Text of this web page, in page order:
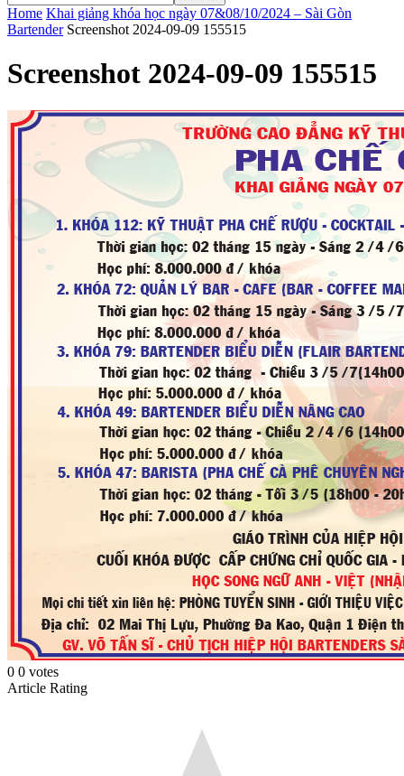
Home Khai giảng khóa học ngày 07&08/10/2024 – Sài Gòn
Bartender Screenshot 2024-09-09 155515
Screenshot 2024-09-09 155515
0 0 votes
Article Rating